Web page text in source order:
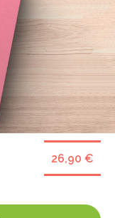
26,90 €